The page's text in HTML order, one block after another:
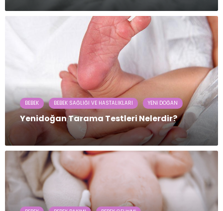
BEBEK BEBEK SAĞLIĞI VE HASTALIKLARI YENI DOĞAN
Yenidoğan Tarama Testleri Nelerdir?